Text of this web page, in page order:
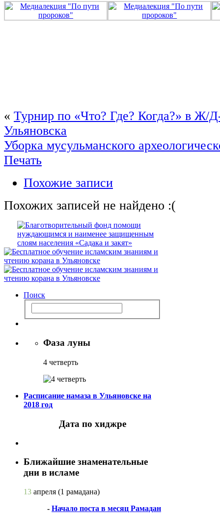
« Турнир по «Что? Где? Когда?» в Ж/
Ульяновска
Уборка мусульманского
Печать
Похожие записи
Похожих записей не найдено :(
Поиск
Фаза луны
4 четверть
Расписание намаза в Ульяновске на
2018 год
Дата по хиджре
Ближайшие знаменательные
дни в исламе
13 апреля (1 рамадана)
- Начало поста в месяц Рамадан